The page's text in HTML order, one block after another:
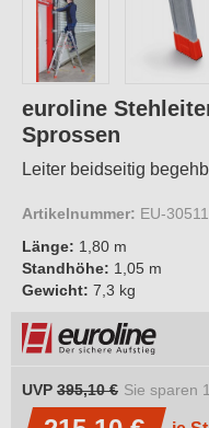
euroline
Sprossen
Leiter beidseitig
Artikelnummer: EU-
Länge: 1,80 m
Standhöhe: 1,05 m
Gewicht: 7,3 kg
UVP 395,10 € Sie sparen